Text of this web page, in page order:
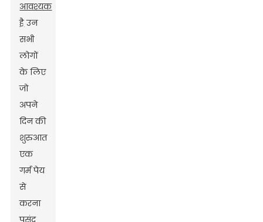
आवश्यक
हैउन
सभी
लोगों
के लिए
जो
अपने
दिन की
शुरुआत
एक
गर्म पेय
से
करना
पसंद